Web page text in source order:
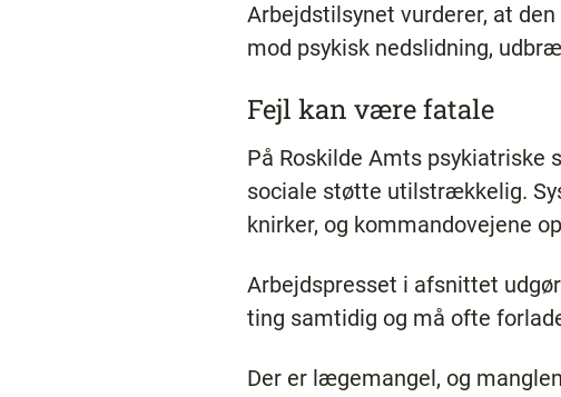
Arbejdstilsynet vurderer, at
mod psykisk nedslidning,
Fejl kan være fatale
På Roskilde Amts psykiatriske
sociale støtte utilstrækkelig.
knirker, og kommandovejene
Arbejdspresset i afsnittet
ting samtidig og må ofte
Der er lægemangel, og